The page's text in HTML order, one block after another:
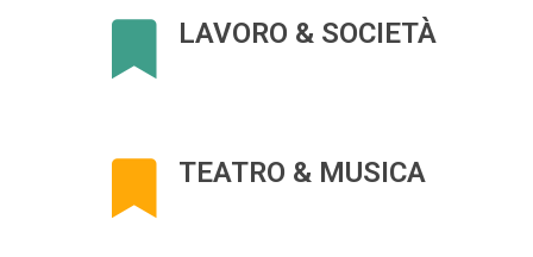
LAVORO & SOCIETÀ
TEATRO & MUSICA